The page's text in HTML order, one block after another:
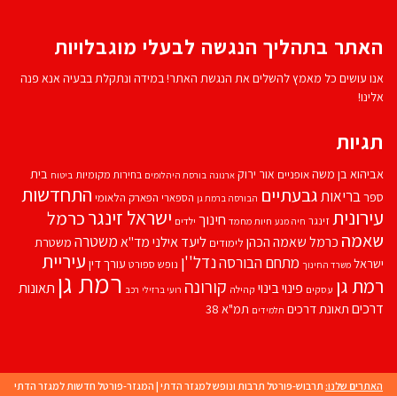
האתר בתהליך הנגשה לבעלי מוגבלויות
אנו עושים כל מאמץ להשלים את הנגשת האתר! במידה ונתקלת בבעיה אנא פנה
אלינו!
תגיות
אביהוא בן משהאופניים אור ירוק ארנונה בורסת היהלומים בחירות מקומיות ביטוח בית
ספרבריאותגבעתיים הבורסה ברמת גן הספארי הפארק הלאומי התחדשות
עירוניתזינגר חיה מנע חיות מחמד חינוך ילדים ישראל זינגרכרמל
שאמה כרמל שאמה הכהן לימודים ליעד אילנימד''אמשטרה משטרת
ישראל משרד החינוך מתחם הבורסהנדל''ן נופש ספורט עורך דין עיריית
רמת גן עסקים פינוי בינוי קהילה קורונה רועי ברזילי רכב רמת גן תאונות
דרכים תאונת דרכים תלמידים תמ"א 38
האתרים שלנו: תרבוש-פורטל תרבות ונופש למגזר הדתי | המגזר-פורטל חדשות למגזר הדתי